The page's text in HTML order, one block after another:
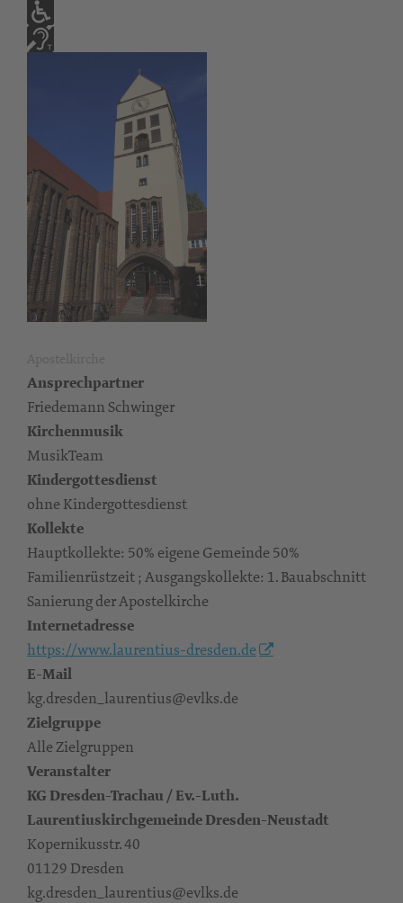
Ansprechpartner
Friedemann Schwinger
Kirchenmusik
MusikTeam
Kindergottesdienst
ohne Kindergottesdienst
Kollekte
Hauptkollekte: 50% eigene Gemeinde 50%
Familienrüstzeit ; Ausgangskollekte: 1. Bauabschnitt
Sanierung der Apostelkirche
Internetadresse
https://www.laurentius-dresden.de
E-Mail
kg.dresden_laurentius@evlks.de
Zielgruppe
Alle Zielgruppen
Veranstalter
KG Dresden-Trachau / Ev.-Luth.
Laurentiuskirchgemeinde Dresden-Neustadt
Kopernikusstr. 40
01129 Dresden
kg.dresden_laurentius@evlks.de